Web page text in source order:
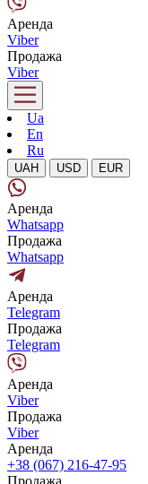
Аренда
Viber
Продажа
Viber
Ua
En
Ru
UAH USD EUR
Аренда
Whatsapp
Продажа
Whatsapp
Аренда
Telegram
Продажа
Telegram
Аренда
Viber
Продажа
Viber
Аренда
+38 (067) 216-47-95
Продажа